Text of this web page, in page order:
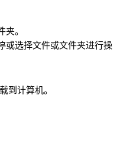
。
或选择文件或文件夹进行操
到计算机。